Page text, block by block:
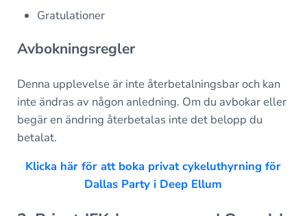
Gratulationer
Avbokningsregler
Denna upplevelse är inte återbetalningsbar och kan
inte ändras av någon anledning. Om du avbokar eller
begär en ändring återbetalas inte det belopp du
betalat.
Klicka här för att boka privat cykeluthyrning för
Dallas Party i Deep Ellum